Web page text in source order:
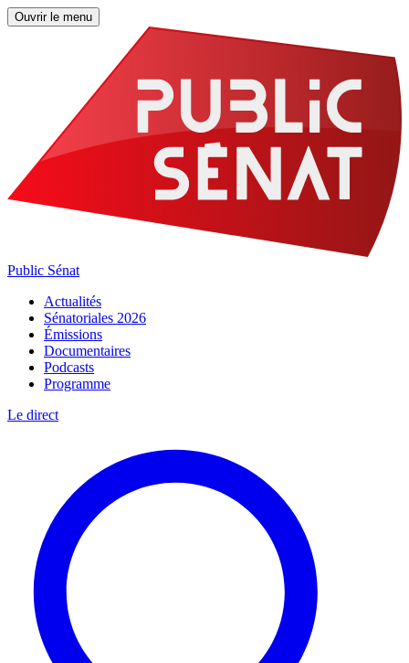
Ouvrir le menu
Public Sénat
Actualités
Sénatoriales 2026
Émissions
Documentaires
Podcasts
Programme
Le direct